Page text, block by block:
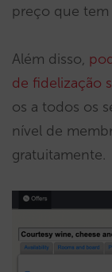
preço que tem
Além disso,
de fidelização
os a todos os
nível de
gratuitamente.